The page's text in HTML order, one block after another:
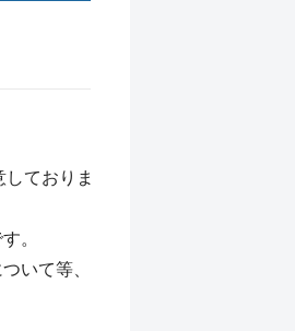
ておりま
。
いて等、